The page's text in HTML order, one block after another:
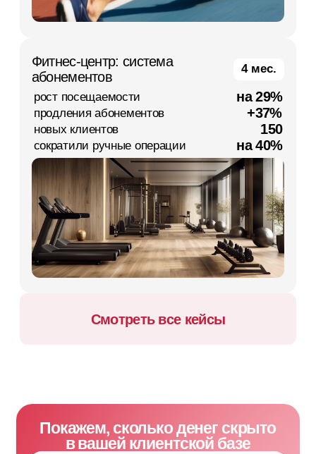
Покажем, сколько денег скрыто
в вашей клиентской базе
Забронируйте встречу, и мы настроим
программу лояльности под ключ для вас
Забронировать встречу